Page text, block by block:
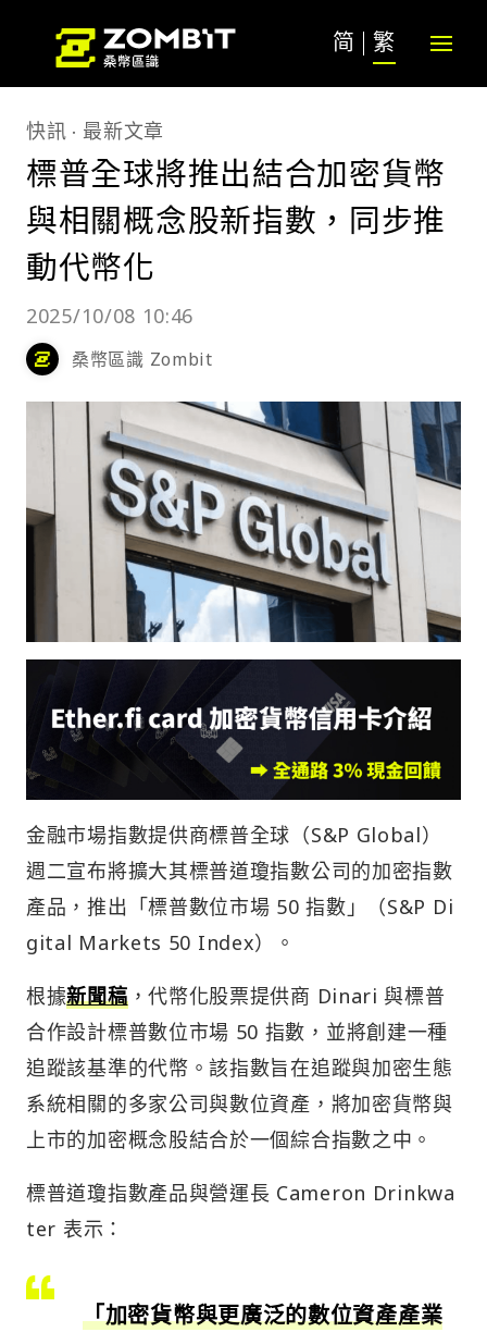
简 繁
快訊 最新文章
標普全球將推出結合加密貨幣
與相關概念股新指數，同步推
動代幣化
2025/10/08 10:46
桑幣區識 Zombit
金融市場指數提供商標普全球（S&P Global）
週二宣布將擴大其標普道瓊指數公司的加密指數
產品，推出「標普數位市場 50 指數」（S&P Di
gital Markets 50 Index）。
根據新聞稿，代幣化股票提供商 Dinari 與標普
合作設計標普數位市場 50 指數，並將創建一種
追蹤該基準的代幣。該指數旨在追蹤與加密生態
系統相關的多家公司與數位資產，將加密貨幣與
上市的加密概念股結合於一個綜合指數之中。
標普道瓊指數產品與營運長 Cameron Drinkwa
ter 表示：
「加密貨幣與更廣泛的數位資產產業